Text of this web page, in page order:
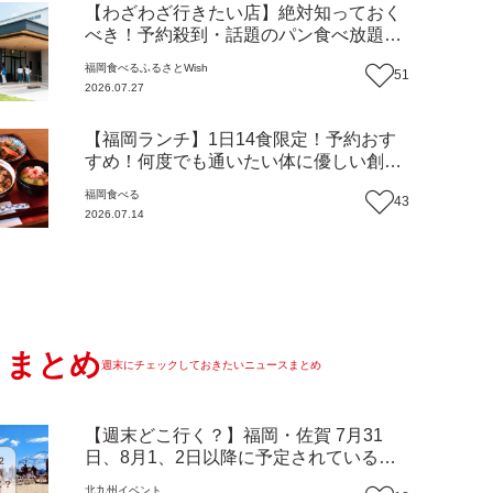
【わざわざ行きたい店】絶対知っておく
べき！予約殺到・話題のパン食べ放題が
ン『bound garden』（福岡・新宮町）
福岡食べるふるさとWish
2026.07.27
51
【福岡ランチ】1日14食限定！予約おす
すめ！何度でも通いたい体に優しい創作
市）【まち歩き】
福岡食べる
2026.07.14
43
まとめ週末にチェックしておきたいニュースまとめ
【週末どこ行く？】福岡・佐賀 7月31
日、8月1、2日以降に予定されているイ
北九州 イベント